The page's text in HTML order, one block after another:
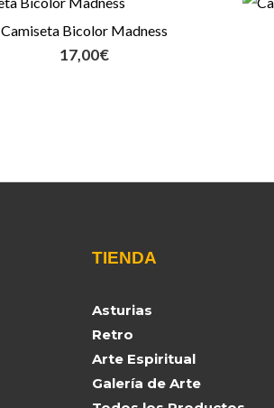
Camiseta Bicolor Madness
17,00€
TIENDA
Asturias
Retro
Arte Espiritual
Galería de Arte